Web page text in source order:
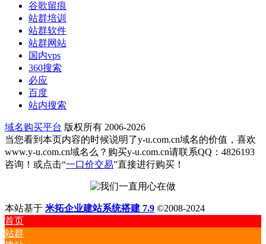
谷歌留痕
站群培训
站群软件
站群网站
国内vps
360搜索
必应
百度
站内搜索
域名购买平台 版权所有 2006-2026
当您看到本页内容的时候说明了y-u.com.cn域名的价值，喜欢
www.y-u.com.cn域名么？购买y-u.com.cn请联系QQ：4826193
咨询！或点击“一口价交易”直接进行购买！
本站基于 米拓企业建站系统搭建 7.9 ©2008-2024
首页
站群